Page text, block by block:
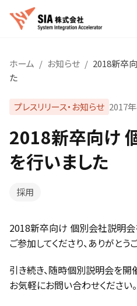
ホーム / お知らせ / 2018新卒
た
プレスリリース・お知らせ 2017
2018新卒向け
を行いました
採用
2018新卒向け 個別会社説明会
ご参加してくださり、ありがとう
引き続き、随時個別説明会を開
お気軽にお問い合わせください。